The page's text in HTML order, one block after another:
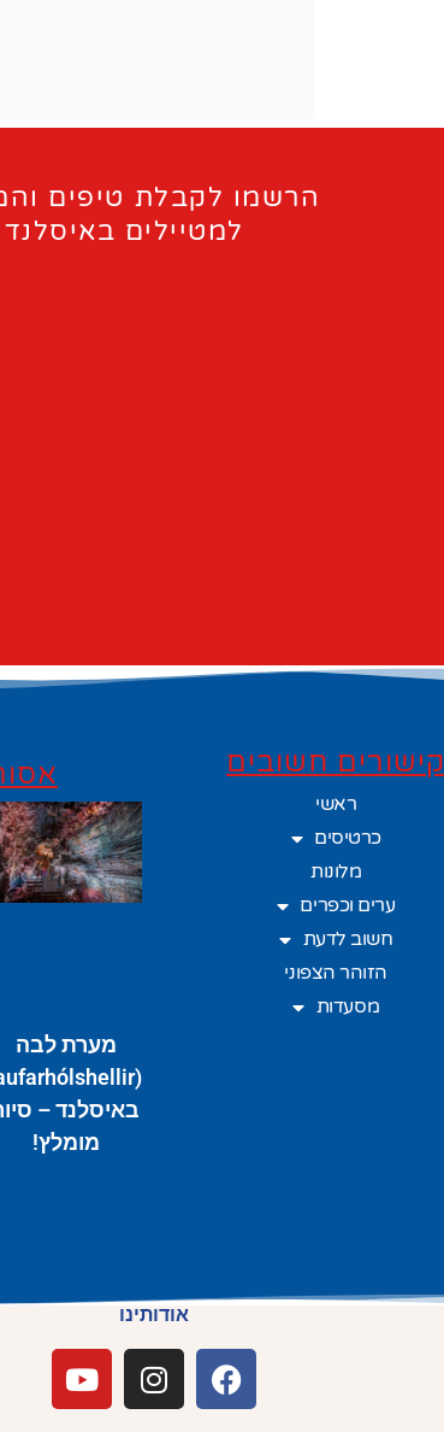
הרשמו לקבלת טיפים
למטיילים באיסלנד
קישורים חשובים
ראשי
כרטיסים
מלונות
ערים וכפרים
חשוב לדעת
הזוהר הצפוני
מסעדות
מערת לבה
באיסלנד –
מומלץ!
אודותינו